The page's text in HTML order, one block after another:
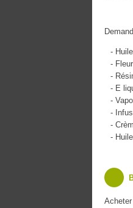
-
-
-
- E
-
-
-
-